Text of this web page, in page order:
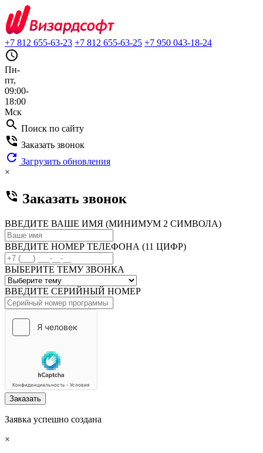
+7 812 655-63-23 +7 812 655-63-25 +7 950 043-18-24
query_builder
Пн-
пт,
09:00-
18:00
Мск
search Поиск по сайту
phone_in_talk Заказать звонок
refresh Загрузить обновления
×
phone_in_talk Заказать звонок
ВВЕДИТЕ ВАШЕ ИМЯ (МИНИМУМ 2 СИМВОЛА)
ВВЕДИТЕ НОМЕР ТЕЛЕФОНА (11 ЦИФР)
ВЫБЕРИТЕ ТЕМУ ЗВОНКА
ВВЕДИТЕ СЕРИЙНЫЙ НОМЕР
Заказать
Заявка успешно создана
×